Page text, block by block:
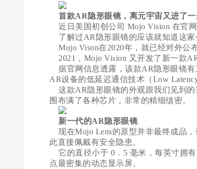
首款AR隐形眼镜，离元宇宙又进了
近日美国初创公司 Mojo Vision 在官网
了解过AR隐形眼镜的应该就知道这家
Mojo Vison在2020年，就已经对外公
2021，Mojo Vision 又开发了新一款
据官网信息透露，该款AR隐形眼镜有
AR设备的低延迟通信技术（Low
这款AR隐形眼镜的外观跟我们见到的
围布满了各种芯片，非常的精细缜密。
新一代的AR隐形眼镜
现在Mojo Lens的原型并非最终成品
此直接佩戴有安全隐患。
它的直径小于 0．5 毫米，每英寸拥
点最密集的动态显示屏。